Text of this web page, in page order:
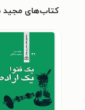
کتاب‌های مجید